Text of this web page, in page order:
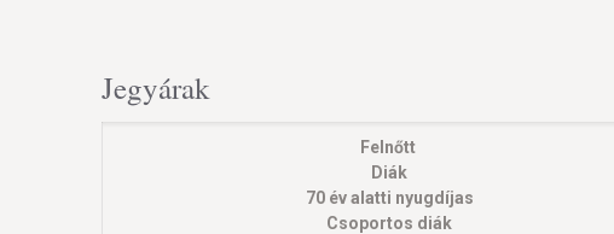
Jegyárak
Felnőtt
Diák
70 év alatti nyugdíjas
Csoportos diák